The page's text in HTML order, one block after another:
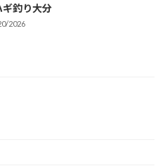
ギ釣り大分
2026